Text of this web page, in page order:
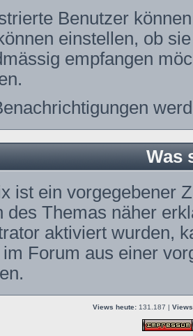
Benutzer
einstellen, ob
empfangen
Was
ist ein vorgegebener
des Themas näher
aktiviert wurden,
Forum aus einer
Views heute: 131.187 |